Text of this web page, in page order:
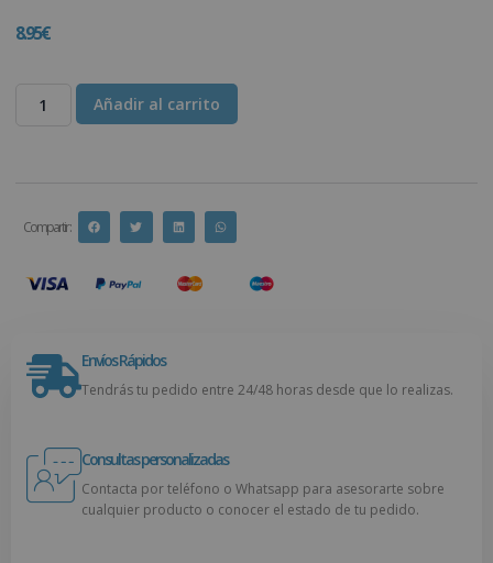
8.95€
Añadir al carrito
Compartir :
Envíos Rápidos
Tendrás tu pedido entre 24/48 horas desde que lo realizas.
Consultas personalizadas
Contacta por teléfono o Whatsapp para asesorarte sobre
cualquier producto o conocer el estado de tu pedido.